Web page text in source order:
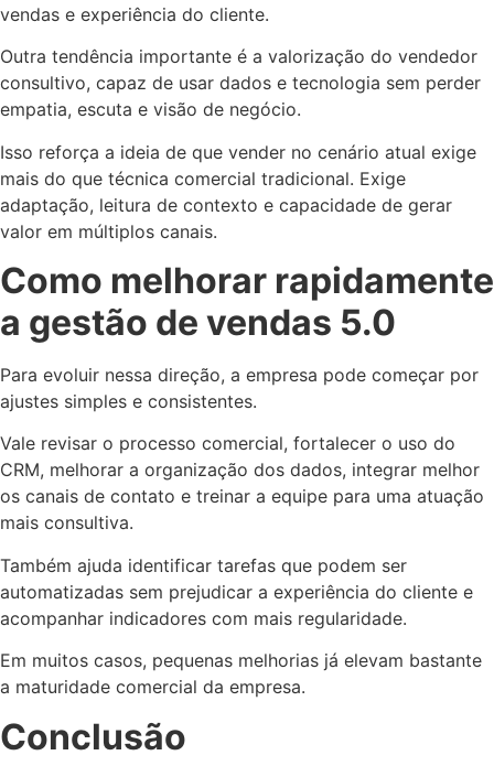
vendas e experiência do cliente.
Outra tendência importante é a valorização do vendedor
consultivo, capaz de usar dados e tecnologia sem perder
empatia, escuta e visão de negócio.
Isso reforça a ideia de que vender no cenário atual exige
mais do que técnica comercial tradicional. Exige
adaptação, leitura de contexto e capacidade de gerar
valor em múltiplos canais.
Como melhorar rapidamente
a gestão de vendas 5.0
Para evoluir nessa direção, a empresa pode começar por
ajustes simples e consistentes.
Vale revisar o processo comercial, fortalecer o uso do
CRM, melhorar a organização dos dados, integrar melhor
os canais de contato e treinar a equipe para uma atuação
mais consultiva.
Também ajuda identificar tarefas que podem ser
automatizadas sem prejudicar a experiência do cliente e
acompanhar indicadores com mais regularidade.
Em muitos casos, pequenas melhorias já elevam bastante
a maturidade comercial da empresa.
Conclusão